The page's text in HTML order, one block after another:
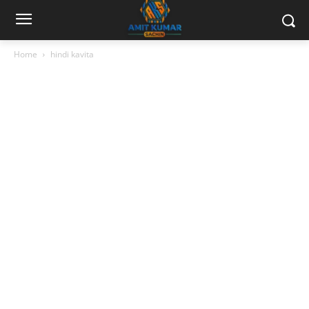
Home hindi kavita